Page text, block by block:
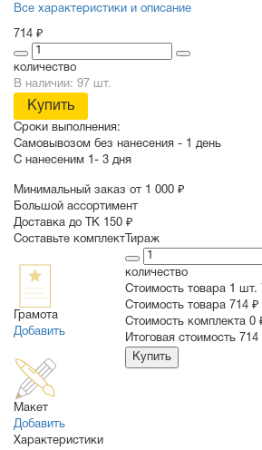
Все характеристики и описание
714 ₽
количество
В наличии: 97 шт.
Купить
Сроки выполнения:
Самовывозом без нанесения -
1 день
С нанесеним
1- 3 дня
Минимальный заказ от 1 000 ₽
Большой ассортимент
Доставка до ТК 150 ₽
Составьте комплект
Грамота
Добавить
Макет
Добавить
Тираж
количество
Стоимость товара 1 шт.
Cтоимость товара 714 ₽
Стоимость комплекта 0
Итоговая стоимость 714
Купить
Характеристики